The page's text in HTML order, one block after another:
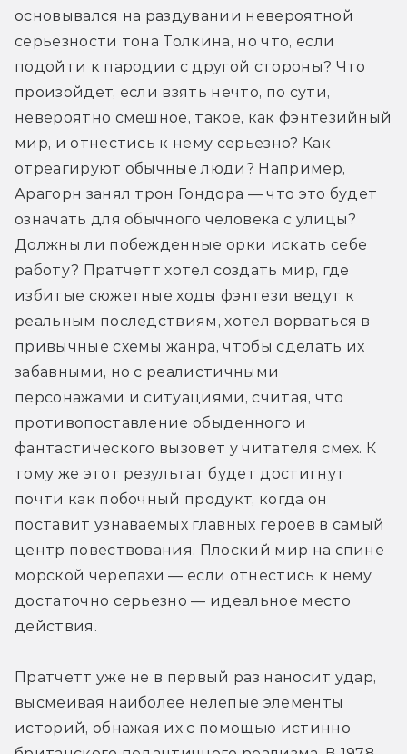
основывался на раздувании невероятной
серьезности тона Толкина, но что, если
подойти к пародии с другой стороны? Что
произойдет, если взять нечто, по сути,
невероятно смешное, такое, как фэнтезийный
мир, и отнестись к нему серьезно? Как
отреагируют обычные люди? Например,
Арагорн занял трон Гондора — что это будет
означать для обычного человека с улицы?
Должны ли побежденные орки искать себе
работу? Пратчетт хотел создать мир, где
избитые сюжетные ходы фэнтези ведут к
реальным последствиям, хотел ворваться в
привычные схемы жанра, чтобы сделать их
забавными, но с реалистичными
персонажами и ситуациями, считая, что
противопоставление обыденного и
фантастического вызовет у читателя смех. К
тому же этот результат будет достигнут
почти как побочный продукт, когда он
поставит узнаваемых главных героев в самый
центр повествования. Плоский мир на спине
морской черепахи — если отнестись к нему
достаточно серьезно — идеальное место
действия.
Пратчетт уже не в первый раз наносит удар,
высмеивая наиболее нелепые элементы
историй, обнажая их с помощью истинно